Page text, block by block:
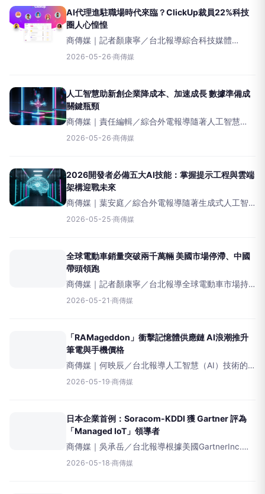
工智慧（AI
AI代理進駐職場時代來臨？ClickUp裁員22%科技
圈人心惶惶
商傳媒｜記者顏康寧／台北報導綜合科技媒體
《TechCrunch》與《BusinessInsider》報導，協作
2026-05-26·商傳媒
人工智慧助新創企業降成本、加速成長 數據準備成
關鍵瓶頸
商傳媒｜責任編輯／綜合外電報導隨著人工智慧
（AI）技術不斷突破，對創業者而言，AI已不再是可
新的AI進展
2026-05-26·商傳媒
2026開發者必備五大AI技能：掌握提示工程與雲端
架構迎戰未來
商傳媒｜葉安庭／綜合外電報導隨著生成式人工智
慧（AI）浪潮席捲全球軟體開發領域，欲在2026年
較傳
2026-05-25·商傳媒
全球電動車銷量突破兩千萬輛 美國市場停滯、中國
帶頭領跑
商傳媒｜記者顏康寧／台北報導全球電動車市場持
續成長，但區域分化更加明顯。根據國際能源署IEA
2026-05-21 ·商傳媒
「RAMageddon」衝擊記憶體供應鏈 AI浪潮推升
筆電與手機價格
商傳媒｜何映辰／台北報導人工智慧（AI）技術的
爆炸性發展正為科技產業帶來一場名為
機等電子設備的價
2026-05-19·商傳媒
日本企業首例：Soracom-KDDI 獲 Gartner 評為
「Managed IoT」領導者
商傳媒｜吳承岳／台北報導根據美國GartnerInc.
（Gartner,Inc.）於5月4日發布的「全球託管物聯網
2026-05-18·商傳媒